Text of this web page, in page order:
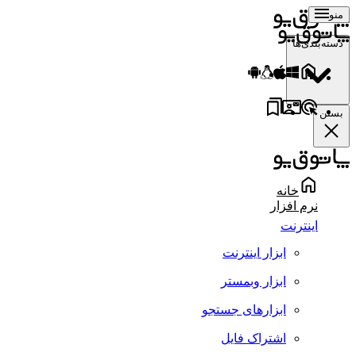
منو
دسته‌بندی‌ها
بستن
خانه
نرم افزار
اینترنت
ابزار اینترنت
ابزار وبمستر
ابزارهای جستجو
اشتراک فایل